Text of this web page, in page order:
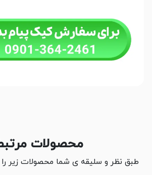
محصولات
طبق نظر و سلیقه ی شما محصولات زیر را